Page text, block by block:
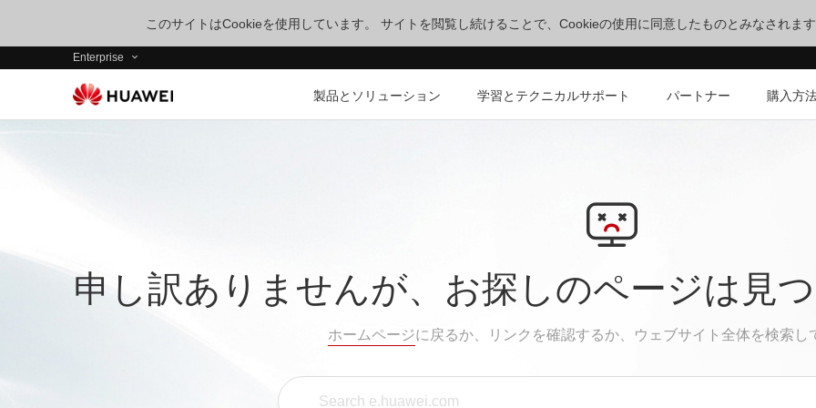
このサイトはCookieを使用しています。 サイトを閲覧し続けることで、Cookieの使用に同意したものとみなされま
Enterprise
製品とソリューション 学習とテクニカルサポート パートナー 購入方
申し訳ありませんが、お探しのページは見
ホームページに戻るか、リンクを確認するか、ウェブサイト全体を検索し